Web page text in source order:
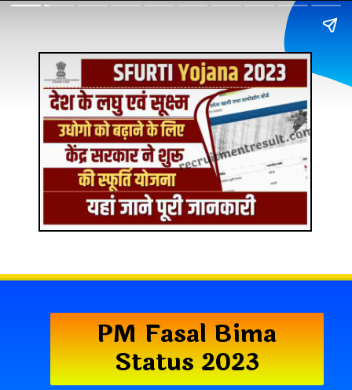
PM Fasal Bima
Status 2023